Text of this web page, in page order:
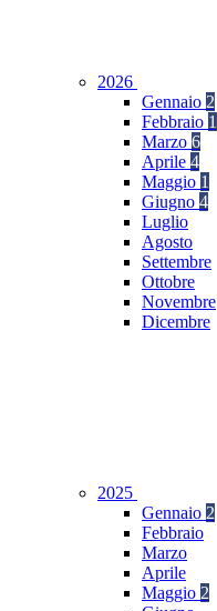
2026
Gennaio 2
Febbraio 1
Marzo 6
Aprile 4
Maggio 1
Giugno 4
Luglio
Agosto
Settembre
Ottobre
Novembre
Dicembre
2025
Gennaio 2
Febbraio
Marzo
Aprile
Maggio 2